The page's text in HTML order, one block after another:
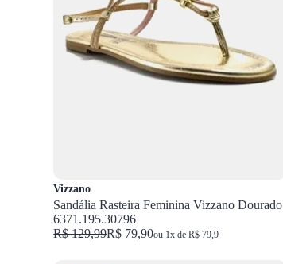
Vizzano
Sandália Rasteira Feminina Vizzano Dourado
6371.195.30796
R$ 129,99R$ 79,90ou 1x de R$ 79,9